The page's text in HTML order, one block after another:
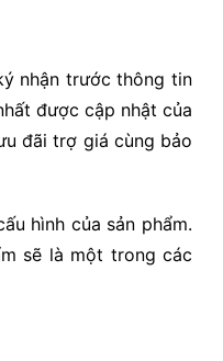
nhận trước thông tin
được cập nhật của
đãi trợ giá cùng bảo
hình của sản phẩm.
sẽ là một trong các